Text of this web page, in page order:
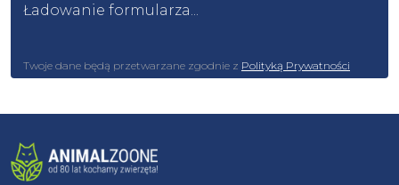
Ładowanie formularza...
Twoje dane będą przetwarzane zgodnie z Polityką Prywatności